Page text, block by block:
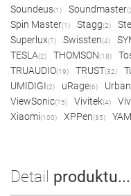
Soundeus(1) Soundmaster
Spin Master(1) Stagg(2)
Superlux(7) Swissten(4)
TESLA(2) THOMSON(18)
TRUAUDIO(19) TRUST(32)
UMIDIGI(2) uRage(6)
ViewSonic(75) Vivitek(4)
Xiaomi(100) XPPen(35)
Detail produktu...